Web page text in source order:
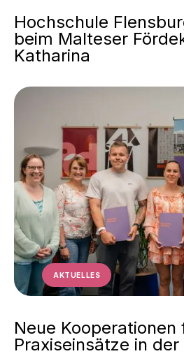
Hochschule
beim Malteser
Katharina
AKTUELLES
Neue Kooperationen
Praxiseinsätze in